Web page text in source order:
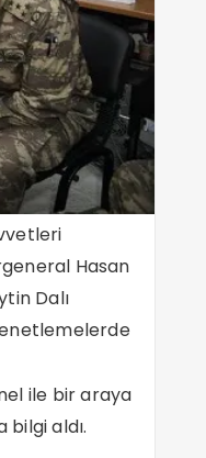
Hasan
Dalı
ile bir araya
aldı.